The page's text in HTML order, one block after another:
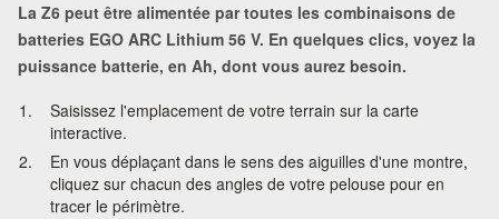
La Z6 peut être alimentée par toutes les combinaisons de
batteries EGO ARC Lithium 56 V. En quelques clics, voyez la
puissance batterie, en Ah, dont vous aurez besoin.
Saisissez l'emplacement de votre terrain sur la carte
interactive.
En vous déplaçant dans le sens des aiguilles d'une montre,
cliquez sur chacun des angles de votre pelouse pour en
tracer le périmètre.